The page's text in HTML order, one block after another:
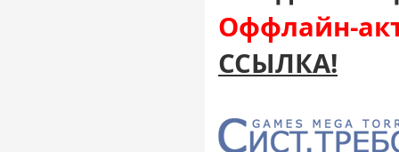
Оффлайн-
ССЫЛКА!